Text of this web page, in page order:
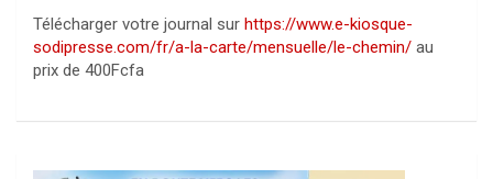
Télécharger votre journal sur https://www.e-kiosque-
sodipresse.com/fr/a-la-carte/mensuelle/le-chemin/ au
prix de 400Fcfa